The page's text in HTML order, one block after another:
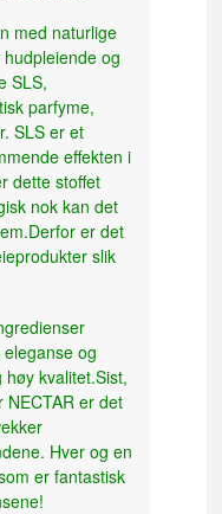
med naturlige
og
SLS,
parfyme,
SLS er et
effekten i
dette stoffet
nok kan det
er det
slik
og
kvalitet.Sist,
NECTAR er det
Hver og en
er fantastisk